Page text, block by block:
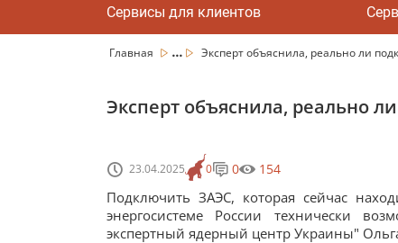
Сервисы для клиентов
Главная ... Эксперт объяснила, реально ли
Эксперт объяснила, реально
23.04.2025 0 0 154
Подключить ЗАЭС, которая сейчас
энергосистеме России технически
экспертный ядерный центр Украины"